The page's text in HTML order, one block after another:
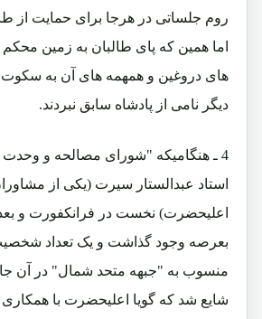
روم جلساتی در هرجا برای حمایت از
اما همین که پای طالبان به زمین
های دروغین و همهمه های آن به سکوت
دیگر نامی از پادشاه سابق نبردند.
4 ـ هنگامیکه "شورای مصالحه و
استاد عبدالستار سیرت (یکی از
اعلیحضرت) نخست در فرانکفورت و بعد
بعرصه وجود گذاشت و یک تعداد
منسوب به "جبهه متحد شمال" در آن
شایع شد که گویا اعلیحضرت با